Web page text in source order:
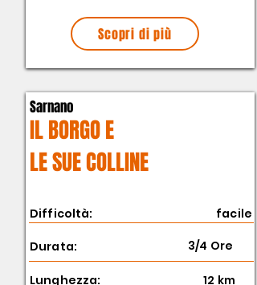
Scopri di più
Sarnano
IL BORGO E
LE SUE COLLINE
Difficoltà: facile
Durata: 3/4 Ore
Lunghezza: 12 km